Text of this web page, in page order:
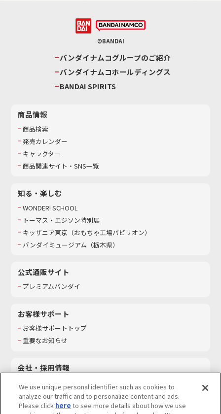
©BANDAI
バンダイナムコグループのご紹介
バンダイナムコホールディングス
BANDAI SPIRITS
商品情報
商品検索
発売カレンダー
キャラクター
商品関連サイト・SNS一覧
知る・楽しむ
WONDER! SCHOOL
トーマス・エジソン特別展
キッザニア東京（おもちゃ工場パビリオン）​
バンダイミュージアム（栃木県）
公式通販サイト
プレミアムバンダイ
お客様サポート
お客様サポートトップ
重要なお知らせ
会社・採用情報
採用情報
サステナビリティ
We use unique personal identifier such as cookies to
analyze our traffic and to personalize content and ads.
Please click here to see more details about how we use